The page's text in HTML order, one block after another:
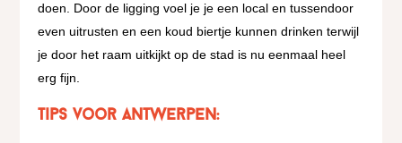
doen. Door de ligging voel je je een local en tussendoor
even uitrusten en een koud biertje kunnen drinken terwijl
je door het raam uitkijkt op de stad is nu eenmaal heel
erg fijn.
Tips voor Antwerpen: